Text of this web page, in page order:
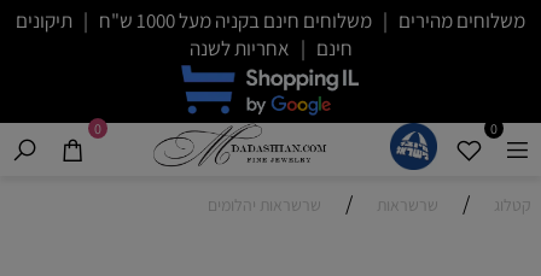
משלוחים מהירים | משלוחים חינם בקניה מעל 1000 ש"ח | תיקונים
חינם | אחריות לשנה
0
0
קטלוג / שרשראות / שרשראות יהלומים